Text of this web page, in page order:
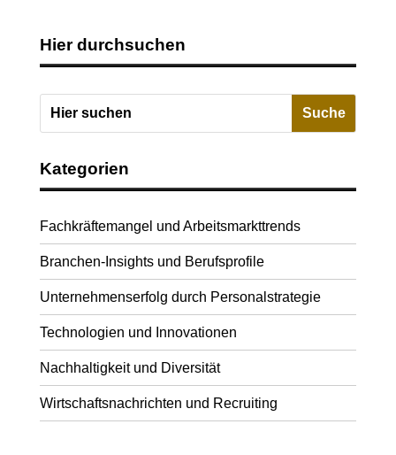
Hier durchsuchen
Kategorien
Fachkräftemangel und Arbeitsmarkttrends
Branchen-Insights und Berufsprofile
Unternehmenserfolg durch Personalstrategie
Technologien und Innovationen
Nachhaltigkeit und Diversität
Wirtschaftsnachrichten und Recruiting